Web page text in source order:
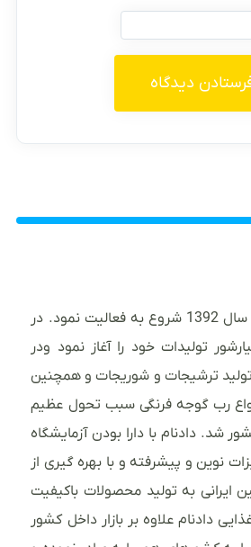
صنایع غذایی دادنام از سال 1392 شروع به فعالیت نمود. در
تولیدات خود را آغاز نمود ودر
تولید ترشیجات و شوریجات و همچنین
رب گوجه فرنگی سبب تحول عظیم
شد. دادنام با دارا بودن آزمایشگاه
نوین و پیشرفته و با بهره گیری از
به تولید محصولات باکیفیت
دادنام علاوه بر بازار داخل کشور